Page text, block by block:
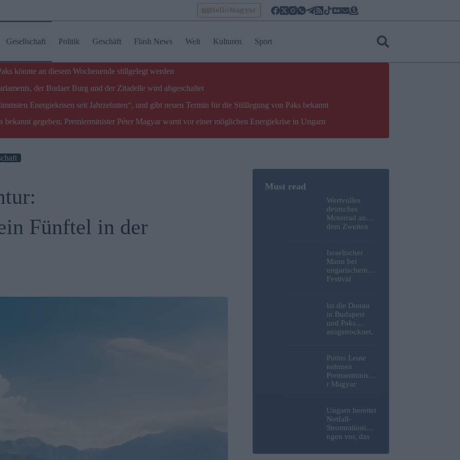
HelloMagyar
Gesellschaft Politik Geschäft Flash News Welt Kulturen Sport
könnte an diesem Wochenende stillgelegt werden
der Budaer Burg und der Zitadelle wird abgeschaltet
Energiekrisen seit Jahrzehnten“, und gibt neuen Termin für die Stilllegung von Paks bekannt
gegeben; Premierminister Péter Magyar warnt vor einer möglichen Energiekrise in Ungarn
Fünftel in der
Wertvolles
deutsches
Motorrad aus
dem Zweiten
Überreste und
Sprengstoff aus
der Donau in
Budapest
Israelischer
Mann bei
ungarischem
Festival
Ist die Donau
in Budapest
und Paks
ausgetrocknet,
umgeleitet
haben?
Putins Leute
nehmen
Premierministe
r Magyar
verspotten
diesmal die
Energiekrise
und das Paks-
Ungarn bereitet
Notfall-
Stromrationieru
ngen vor, das
Paks könnte an